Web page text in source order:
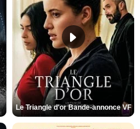
Le Triangle d'or Bande-annonce VF